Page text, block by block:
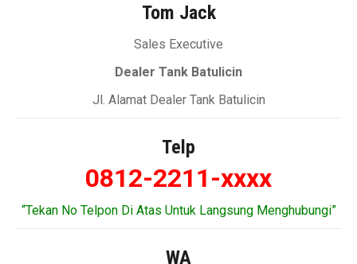
Tom Jack
Sales Executive
Dealer Tank Batulicin
Jl. Alamat Dealer Tank Batulicin
Telp
0812-2211-xxxx
“Tekan No Telpon Di Atas Untuk Langsung Menghubungi”
WA